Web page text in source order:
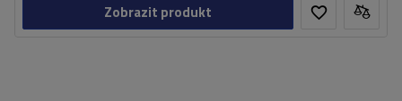
Zobrazit produkt